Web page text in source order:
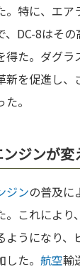
。特に、エ
、DC-8はそ
得た。ダグラ
新を促進し、
。
ジンが変
ジンの普及に
。これにより
ようになり、
した。航空輸